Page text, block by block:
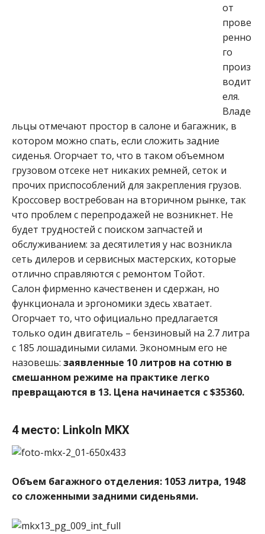
от
прове
ренно
го
произ
водит
еля.
Владе
льцы отмечают простор в салоне и багажник, в
котором можно спать, если сложить задние
сиденья. Огорчает то, что в таком объемном
грузовом отсеке нет никаких ремней, сеток и
прочих приспособлений для закрепления грузов.
Кроссовер востребован на вторичном рынке, так
что проблем с перепродажей не возникнет. Не
будет трудностей с поиском запчастей и
обслуживанием: за десятилетия у нас возникла
сеть дилеров и сервисных мастерских, которые
отлично справляются с ремонтом Тойот.
Салон фирменно качественен и сдержан, но
функционала и эргономики здесь хватает.
Огорчает то, что официально предлагается
только один двигатель – бензиновый на 2.7 литра
с 185 лошадиными силами. Экономным его не
назовешь: заявленные 10 литров на сотню в
смешанном режиме на практике легко
превращаются в 13. Цена начинается с $35360.
4 место: Linkoln MKX
Объем багажного отделения: 1053 литра, 1948
со сложенными задними сиденьями.